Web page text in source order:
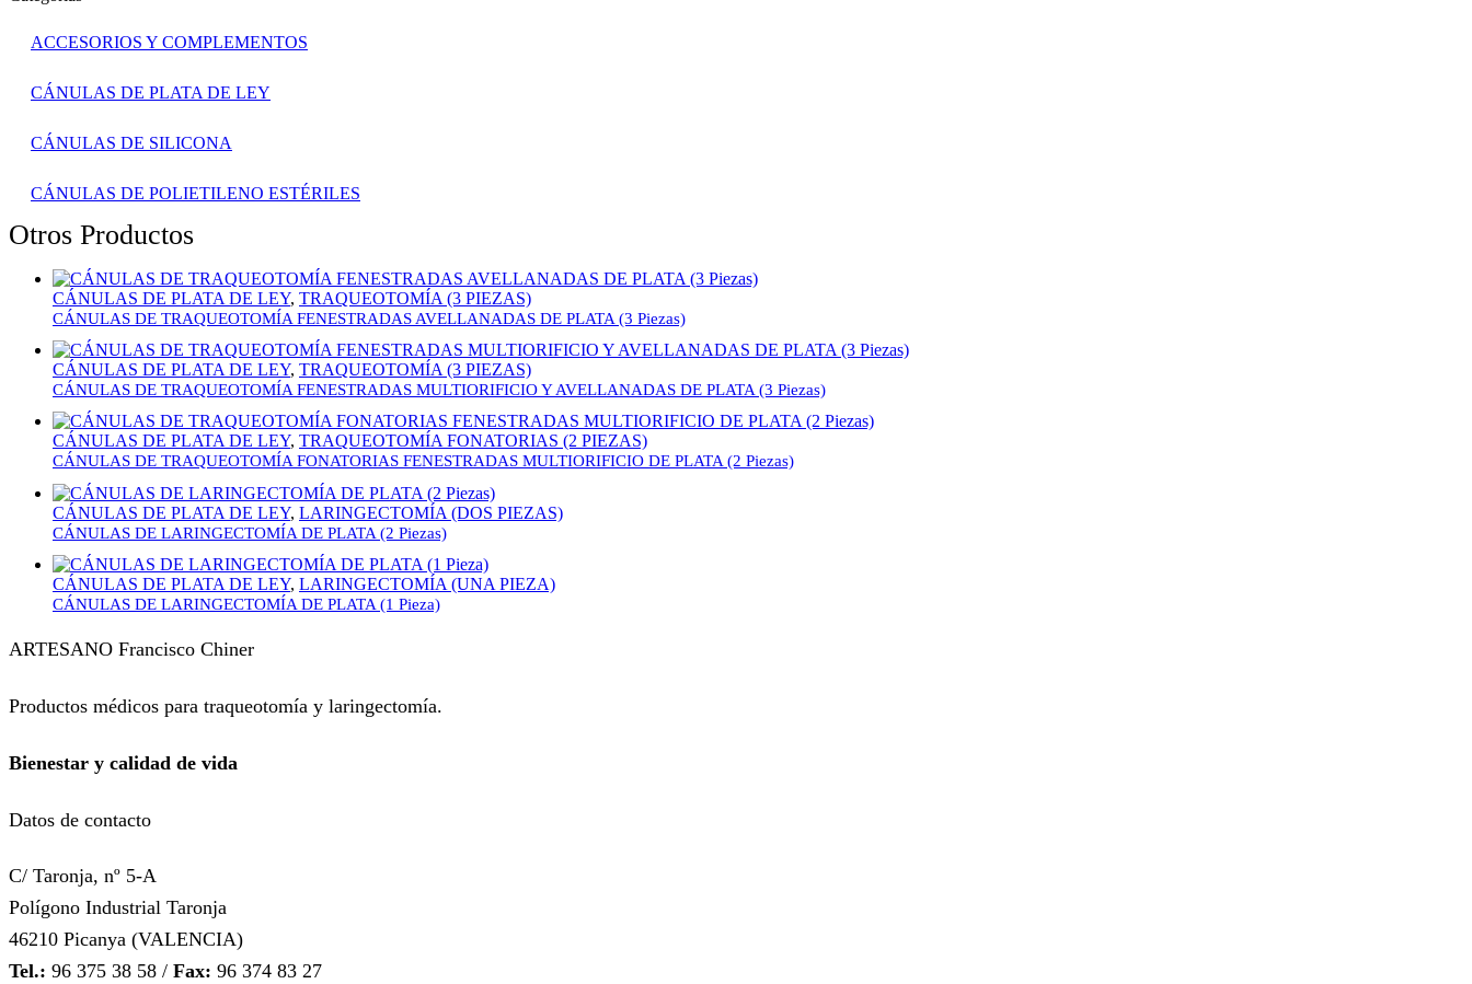
ACCESORIOS Y COMPLEMENTOS
CÁNULAS DE PLATA DE LEY
CÁNULAS DE SILICONA
CÁNULAS DE POLIETILENO ESTÉRILES
Otros Productos
CÁNULAS DE PLATA DE LEY, TRAQUEOTOMÍA (3 PIEZAS)
CÁNULAS DE TRAQUEOTOMÍA FENESTRADAS AVELLANADAS DE PLATA (3 Piezas)
CÁNULAS DE PLATA DE LEY, TRAQUEOTOMÍA (3 PIEZAS)
CÁNULAS DE TRAQUEOTOMÍA FENESTRADAS MULTIORIFICIO Y AVELLANADAS DE PLATA (3 Piezas)
CÁNULAS DE PLATA DE LEY, TRAQUEOTOMÍA FONATORIAS (2 PIEZAS)
CÁNULAS DE TRAQUEOTOMÍA FONATORIAS FENESTRADAS MULTIORIFICIO DE PLATA (2 Piezas)
CÁNULAS DE PLATA DE LEY, LARINGECTOMÍA (DOS PIEZAS)
CÁNULAS DE LARINGECTOMÍA DE PLATA (2 Piezas)
CÁNULAS DE PLATA DE LEY, LARINGECTOMÍA (UNA PIEZA)
CÁNULAS DE LARINGECTOMÍA DE PLATA (1 Pieza)
ARTESANO Francisco Chiner
Productos médicos para traqueotomía y laringectomía.
Bienestar y calidad de vida
Datos de contacto
C/ Taronja, nº 5-A
Polígono Industrial Taronja
46210 Picanya (VALENCIA)
Tel.: 96 375 38 58 / Fax: 96 374 83 27